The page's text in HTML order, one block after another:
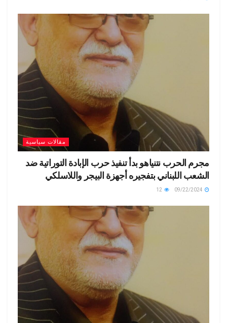
مقالات سياسية
مجرم الحرب نتنياهو بدأ تنفيذ حرب الإبادة التوراتية ضد
الشعب اللبناني بتفجيره أجهزة البيجر واللاسلكي